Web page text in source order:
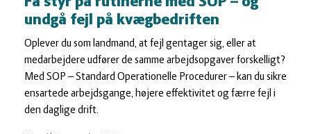
undgå fejl på kvægbedriften
Oplever du som landmand, at fejl gentager sig, eller at
medarbejdere udfører de samme arbejdsopgaver forskelligt?
Med SOP – Standard Operationelle Procedurer – kan du sikre
ensartede arbejdsgange, højere effektivitet og færre fejl i
den daglige drift.